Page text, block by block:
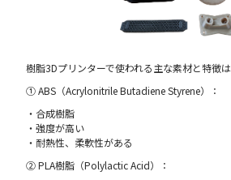
樹脂3Dプリンターで使われる主な素材と特徴は
① ABS（Acrylonitrile Butadiene Styrene）：
・合成樹脂
・強度が高い
・耐熱性、柔軟性がある
② PLA樹脂（Polylactic Acid）：